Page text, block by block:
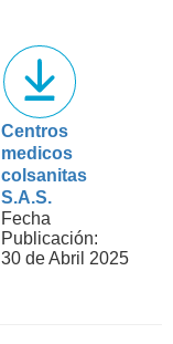
Centros
medicos
colsanitas
S.A.S.
Fecha
Publicación:
30 de Abril 2025